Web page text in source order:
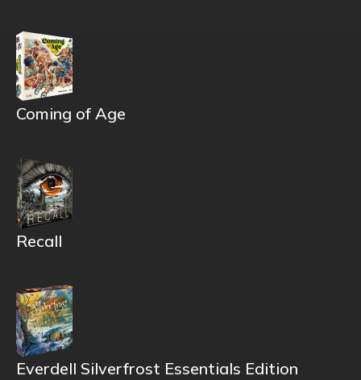
Coming of Age
Recall
Everdell Silverfrost Essentials Edition